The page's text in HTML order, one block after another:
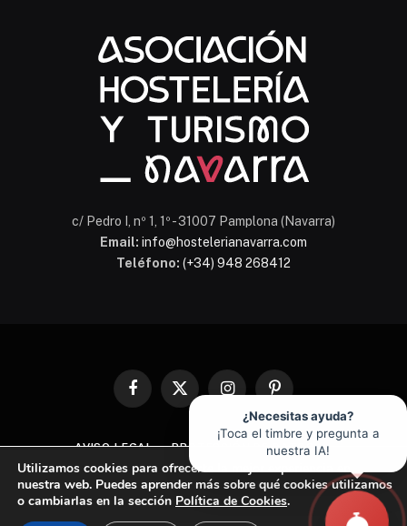
¿Necesitas ayuda?
¡Toca el timbre y pregunta a
nuestra IA!
Chatbot Hostelería Navarra
En línea
c/ Pedro I, nº 1, 1º - 31007 Pamplona (Navarra)
Email: info@hostelerianavarra.com
Teléfono: (+34) 948 268412
Facebook
X
(Twitter)
InstagramPinterest
AVISO LEGAL PROTECCIÓN DE DATOS
POLÍTICA DE COOKIES
© 2026 Asociación de Hostelería y Turismo de Navarra
Utilizamos cookies para ofrecerte la mejor experiencia en
nuestra web. Puedes aprender más sobre qué cookies utilizamos
o cambiarlas en la sección Política de Cookies.